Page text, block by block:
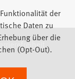
der
Daten zu
über die
(Opt-Out).